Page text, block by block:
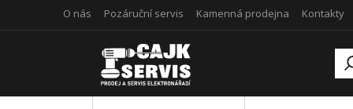
O nás Pozáruční servis Kamenná prodejna Kontakty